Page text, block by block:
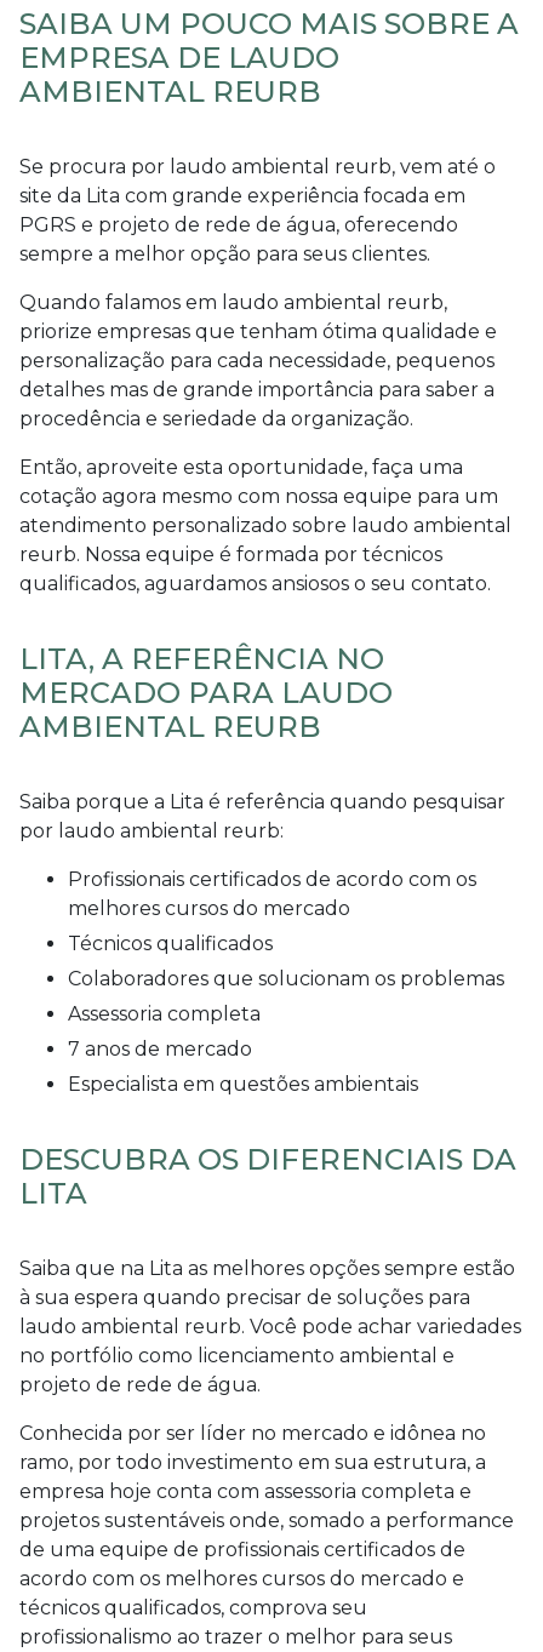
SAIBA UM POUCO MAIS SOBRE A
EMPRESA DE LAUDO
AMBIENTAL REURB
Se procura por laudo ambiental reurb, vem até o
site da Lita com grande experiência focada em
PGRS e projeto de rede de água, oferecendo
sempre a melhor opção para seus clientes.
Quando falamos em laudo ambiental reurb,
priorize empresas que tenham ótima qualidade e
personalização para cada necessidade, pequenos
detalhes mas de grande importância para saber a
procedência e seriedade da organização.
Então, aproveite esta oportunidade, faça uma
cotação agora mesmo com nossa equipe para um
atendimento personalizado sobre laudo ambiental
reurb. Nossa equipe é formada por técnicos
qualificados, aguardamos ansiosos o seu contato.
LITA, A REFERÊNCIA NO
MERCADO PARA LAUDO
AMBIENTAL REURB
Saiba porque a Lita é referência quando pesquisar
por laudo ambiental reurb:
profissionais certificados de acordo com os
melhores cursos do mercado
técnicos qualificados
colaboradores que solucionam os problemas
assessoria completa
7 anos de mercado
especialista em questões ambientais
DESCUBRA OS DIFERENCIAIS DA
LITA
Saiba que na Lita as melhores opções sempre estão
à sua espera quando precisar de soluções para
laudo ambiental reurb. Você pode achar variedades
no portfólio como licenciamento ambiental e
projeto de rede de água.
Conhecida por ser líder no mercado e idônea no
ramo, por todo investimento em sua estrutura, a
empresa hoje conta com assessoria completa e
projetos sustentáveis onde, somado a performance
de uma equipe de profissionais certificados de
acordo com os melhores cursos do mercado e
técnicos qualificados, comprova seu
profissionalismo ao trazer o melhor para seus